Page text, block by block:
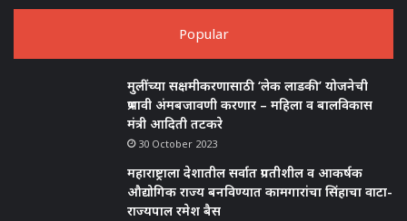
Popular
मुलींच्या सक्षमीकरणासाठी ‘लेक लाडकी’ योजनेची
प्रभावी अंमबजावणी करणार – महिला व बालविकास
मंत्री आदिती तटकरे
30 October 2023
महाराष्ट्राला देशातील सर्वात प्रगतीशील व आकर्षक
औद्योगिक राज्य बनविण्यात कामगारांचा सिंहाचा वाटा-
राज्यपाल रमेश बैस